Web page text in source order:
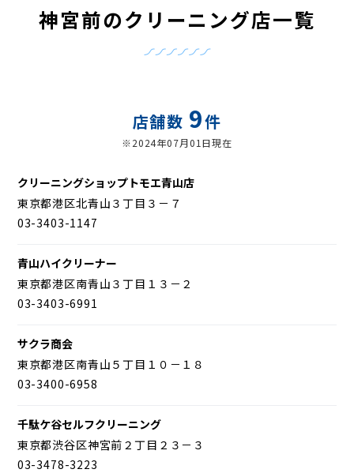
神宮前のクリーニング店一覧
店舗数 9件
※2024年07月01日現在
クリーニングショップトモエ青山店
東京都港区北青山３丁目３－７
03-3403-1147
青山ハイクリーナー
東京都港区南青山３丁目１３－２
03-3403-6991
サクラ商会
東京都港区南青山５丁目１０－１８
03-3400-6958
千駄ケ谷セルフクリーニング
東京都渋谷区神宮前２丁目２３－３
03-3478-3223